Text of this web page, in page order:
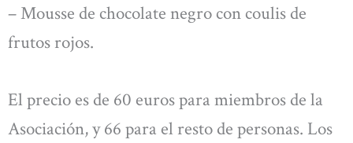
– Mousse de chocolate negro con coulis de
frutos rojos.
El precio es de 60 euros para miembros de la
Asociación, y 66 para el resto de personas. Los